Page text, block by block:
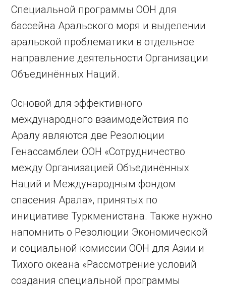
Специальной программы ООН для
бассейна Аральского моря и выделении
аральской проблематики в отдельное
направление деятельности Организации
Объединённых Наций.
Основой для эффективного
международного взаимодействия по
Аралу являются две Резолюции
Генассамблеи ООН «Сотрудничество
между Организацией Объединённых
Наций и Международным фондом
спасения Арала», принятых по
инициативе Туркменистана. Также нужно
напомнить о Резолюции Экономической
и социальной комиссии ООН для Азии и
Тихого океана «Рассмотрение условий
создания специальной программы